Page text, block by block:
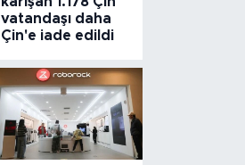
vatandaşı daha
Çin'e iade edildi